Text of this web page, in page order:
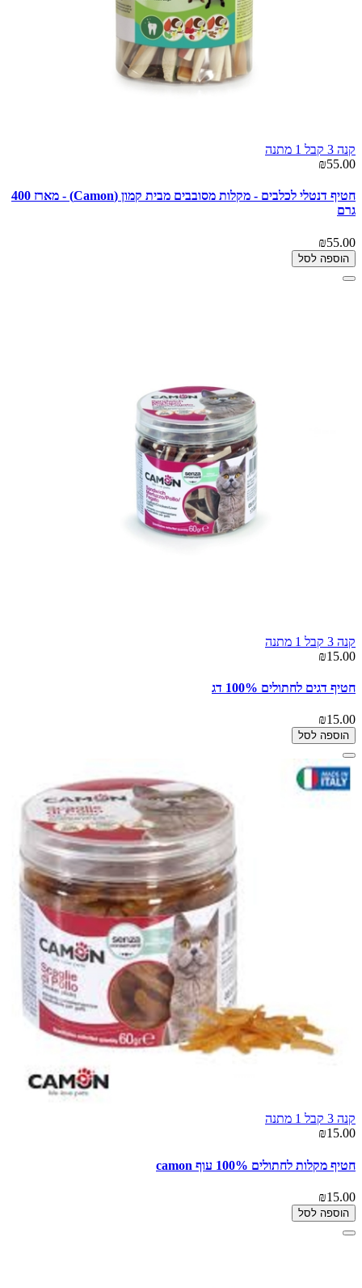
קנה 3 קבל 1 מתנה
₪55.00
חטיף דנטלי לכלבים - מקלות מסובבים מבית קמון (Camon) - מארז 400
גרם
₪55.00
הוספה לסל
קנה 3 קבל 1 מתנה
₪15.00
חטיף דגים לחתולים 100% דג
₪15.00
הוספה לסל
קנה 3 קבל 1 מתנה
₪15.00
חטיף מקלות לחתולים 100% עוף camon
₪15.00
הוספה לסל